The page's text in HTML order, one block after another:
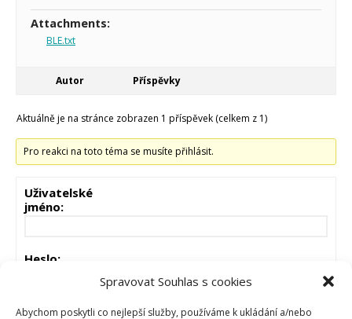
Spravovat Souhlas s cookies
Abychom poskytli co nejlepší služby, používáme k ukládání a/nebo
Attachments:
BLE.txt
Autor Příspěvky
Aktuálně je na stránce zobrazen 1 příspěvek (celkem z 1)
Pro reakci na toto téma se musíte přihlásit.
Uživatelské
jméno:
Heslo:
Zůstat přihlášen